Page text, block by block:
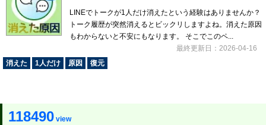
LINEでトークが1人だけ消えたという経験はありませんか？
トーク履歴が突然消えるとビックリしますよね。消えた原因
もわからないと不安にもなります。 そこでこのペ...
最終更新日：2026-04-16
消えた
1人だけ 原因 復元
118490 view